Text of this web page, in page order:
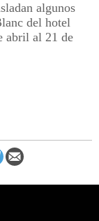
algunos
del hotel
abril al 21 de